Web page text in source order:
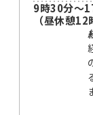
9時30分～
（昼休憩